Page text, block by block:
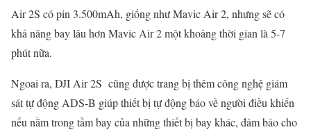
Air 2S có pin 3.500mAh, giống như Mavic Air 2, nhưng sẽ có
khả năng bay lâu hơn Mavic Air 2 một khoảng thời gian là 5-7
phút nữa.
Ngoai ra, DJI Air 2S cũng được trang bị thêm công nghệ giám
sát tự động ADS-B giúp thiết bị tự động báo về người điều khiển
nếu nằm trong tầm bay của những thiết bị bay khác, đảm bảo cho